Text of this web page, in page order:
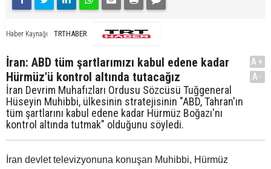
Haber Kaynağı TRTHABER
İran: ABD tüm şartlarımızı kabul edene kadar
Hürmüz'ü kontrol altında tutacağız
İran Devrim Muhafızları Ordusu Sözcüsü Tuğgeneral
Hüseyin Muhibbi, ülkesinin stratejisinin "ABD, Tahran'ın
tüm şartlarını kabul edene kadar Hürmüz Boğazı'nı
kontrol altında tutmak" olduğunu söyledi.
A+
A-
İran devlet televizyonuna konuşan Muhibbi, Hürmüz